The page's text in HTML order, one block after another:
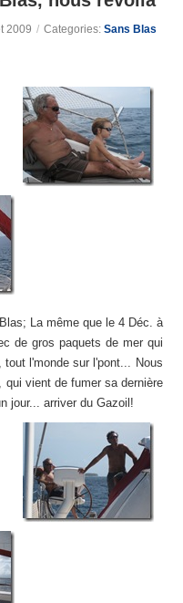
2009 / Categories:Sans Blas
La même que le 4 Déc. à
de gros paquets de mer qui
l'monde sur l'pont... Nous
qui vient de fumer sa dernière
jour... arriver du Gazoil!